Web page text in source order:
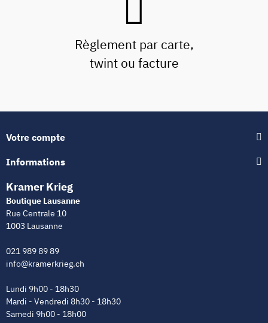
Règlement par carte,
twint ou facture
Votre compte
Informations
Kramer Krieg
Boutique Lausanne
Rue Centrale 10
1003 Lausanne
021 989 89 89
info@kramerkrieg.ch
Lundi 9h00 - 18h30
Mardi - Vendredi 8h30 - 18h30
Samedi 9h00 - 18h00